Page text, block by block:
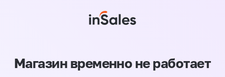
Магазин временно не работает